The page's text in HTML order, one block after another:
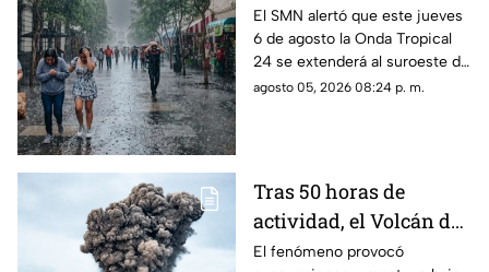
¿cómo modificará el
clima de Guadalajara?
El SMN alertó que este jueves
6 de agosto la Onda Tropical
24 se extenderá al suroeste de
Jalisco; así modificará el clima
agosto 05, 2026 08:24 p. m.
Tras 50 horas de
actividad, el Volcán de
Fuego se calma, pero la
El fenómeno provocó